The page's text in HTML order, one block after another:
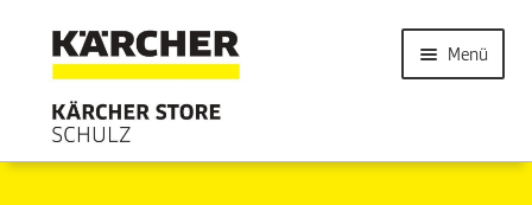
Menü